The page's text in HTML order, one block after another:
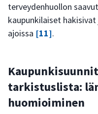
terveydenhuollon
kaupunkilaiset
ajoissa [11].
tarkistuslista:
huomioiminen